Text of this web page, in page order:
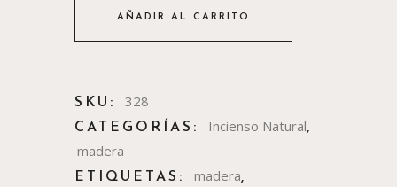
AÑADIR AL CARRITO
SKU: 328
CATEGORÍAS: Incienso Natural,
madera
ETIQUETAS: madera,